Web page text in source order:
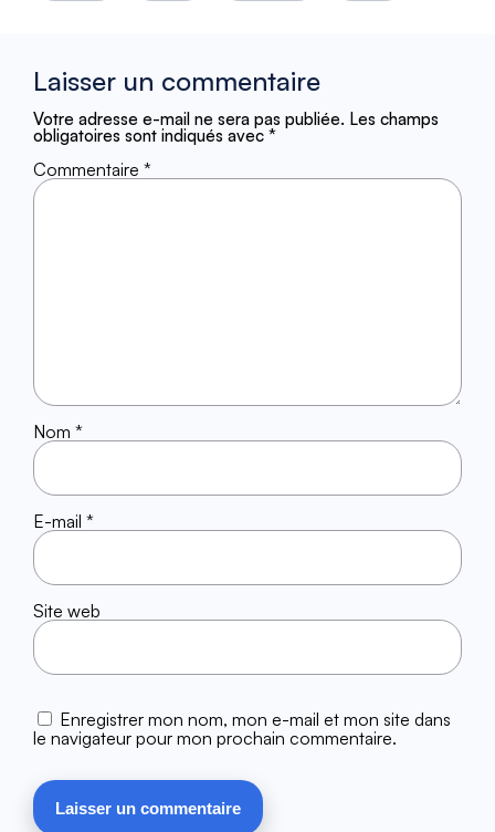
Laisser un commentaire
Votre adresse e-mail ne sera pas publiée. Les champs
obligatoires sont indiqués avec *
Commentaire *
Nom *
E-mail *
Site web
Enregistrer mon nom, mon e-mail et mon site dans
le navigateur pour mon prochain commentaire.